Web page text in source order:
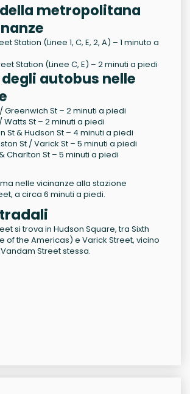
metropolitana
Station (Linee 1, C, E, 2, A) – 1 minuto a
Station (Linee C, E) – 2 minuti a piedi
autobus nelle
Greenwich St – 2 minuti a piedi
Watts St – 2 minuti a piedi
St & Hudson St – 4 minuti a piedi
St / Varick St – 5 minuti a piedi
Charlton St – 5 minuti a piedi
nelle vicinanze alla stazione
a circa 6 minuti a piedi.
si trova in Hudson Square, tra Sixth
of the Americas) e Varick Street, vicino
Street stessa.